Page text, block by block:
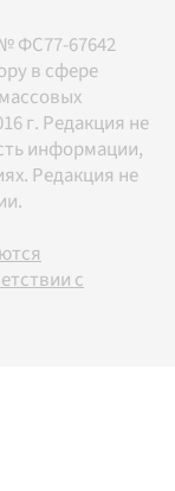
ФС77-67642
в сфере
г. Редакция не
информации,
Редакция не
с